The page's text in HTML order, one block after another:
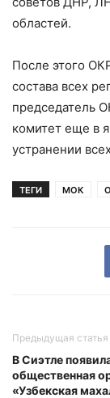
областей.
После этого
состава всех
председатель
комитет еще в
устранении
ТЕГИ МОК
Предыдущая статья
В Сиэтле
общественная
«Узбекская